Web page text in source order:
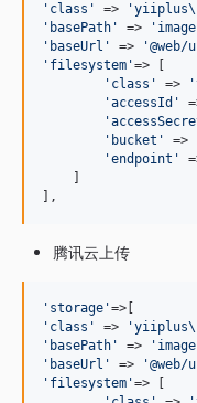
' class ' => '
' basePath ' => ' image
' baseUrl ' => '@web/
' filesystem '=> [
' class ' => '
'accessId '
'
' bucket ' =>
'endpoint '
],
腾讯云上传
' storage '
' class ' => '
' basePath ' => ' image
' baseUrl ' => '@web/
' filesystem '=> [